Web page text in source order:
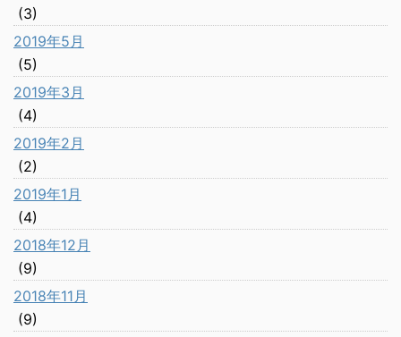
(3)
2019年5月
(5)
2019年3月
(4)
2019年2月
(2)
2019年1月
(4)
2018年12月
(9)
2018年11月
(9)